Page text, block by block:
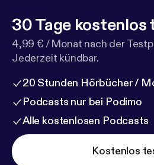
30 Tage kostenlos
4,99 € / Monat nach der
Jederzeit kündbar.
20 Stunden Hörbücher /
Podcasts nur bei Podimo
Alle kostenlosen Podcasts
Kostenlos